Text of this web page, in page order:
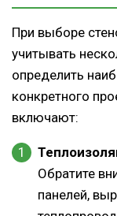
При выборе
учитывать
определить
конкретного
включают:
Обратите
панелей,